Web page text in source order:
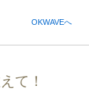
OKWAVEへ
て！